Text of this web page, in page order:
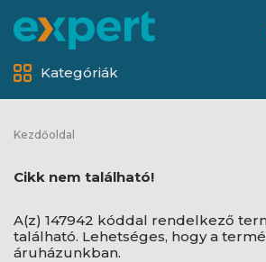
Kategóriák
Kezdőoldal
Cikk nem található!
A(z) 147942 kóddal rendelkező
található. Lehetséges, hogy a
áruházunkban.